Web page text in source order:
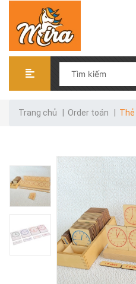
Trang chủ Order toán